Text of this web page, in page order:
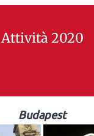
Attività 2020
Budapest